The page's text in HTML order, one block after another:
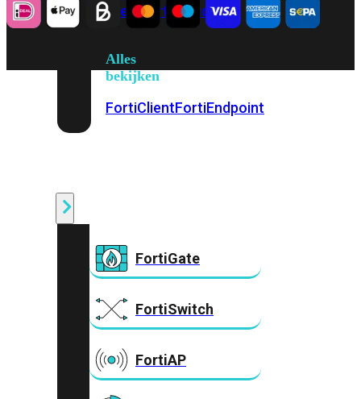
PremFortiCloud
Alles
bekijken
FortiClientFortiEndpoint
FortiGate
FortiSwitch
FortiAP